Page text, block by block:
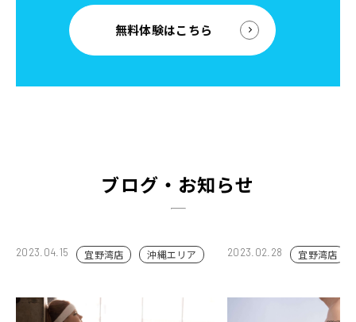
無料体験はこちら
ブログ・お知らせ
2023.04.15 宜野湾店 沖縄エリア 2023.02.28 宜野湾店